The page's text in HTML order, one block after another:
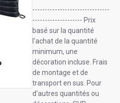
-------------------------------
-------------------- Prix
basé sur la quantité
l'achat de la quantité
minimum, une
décoration incluse. Frais
de montage et de
transport en sus. Pour
d'autres quantités ou